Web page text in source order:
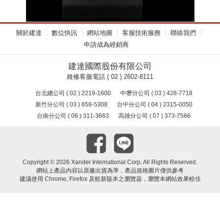
關於建達 數位快訊 網站地圖 客服技術服務
聯絡我們
申請成為經銷商
建達國際股份有限公司
維修客服電話 ( 02 ) 2602-8111
台北總公司 ( 02 ) 2219-1600
中壢分公司 ( 03 ) 428-7718
新竹分公司 ( 03 ) 658-5308
台中分公司 ( 04 ) 2315-0050
台南分公司 ( 06 ) 311-3663
高雄分公司 ( 07 ) 373-7566
Copyright © 2026 Xander International Corp. All Rights Reserved.
網站上產品內容以原廠出貨為準，產品規格圖片僅供參考
建議使用 Chrome, Firefox 及較新版本之瀏覽器，瀏覽本網站效果較佳